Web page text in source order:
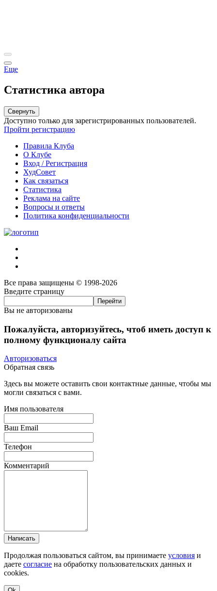
Еще
Статистика автора
Свернуть
Доступно только для зарегистрированных пользователей.
Пройти регистрацию
Правила Клуба
О Клубе
Вход / Регистрация
ХудСовет
Как связаться
Статистика
Реклама на сайте
Вопросы и ответы
Политика конфиденциальности
Все права защищены © 1998-2026
Введите страницу
Вы не авторизованы
Пожалуйста, авторизуйтесь, чтоб иметь доступ к
полному функционалу сайта
Авторизоваться
Обратная связь
Здесь вы можете оставить свои контактные данные, чтобы мы
могли связаться с вами.
Имя пользователя
Ваш Email
Телефон
Комментарий
Написать
Продолжая пользоваться сайтом, вы принимаете условия и
даете согласие на обработку пользовательских данных и
cookies.